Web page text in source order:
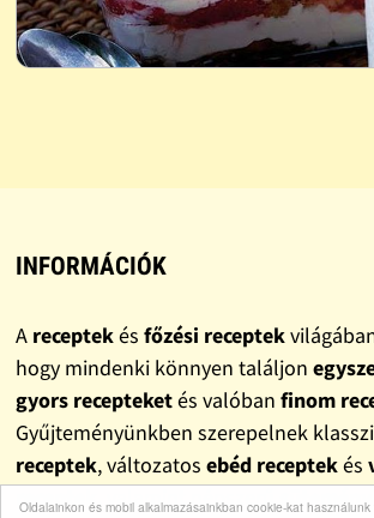
Oldalainkon és mobil alkalmazásainkban cookie-kat
INFORMÁCIÓK
A receptekés főzési receptek
hogy mindenki könnyen találjon
gyors recepteketés valóban finom
Gyűjteményünkben szerepelnek
receptek, változatos ebéd receptekés
receptek , valamint népszerű